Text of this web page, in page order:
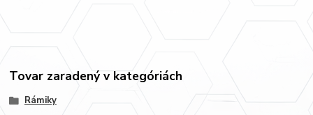
Tovar zaradený v kategóriách
Rámiky